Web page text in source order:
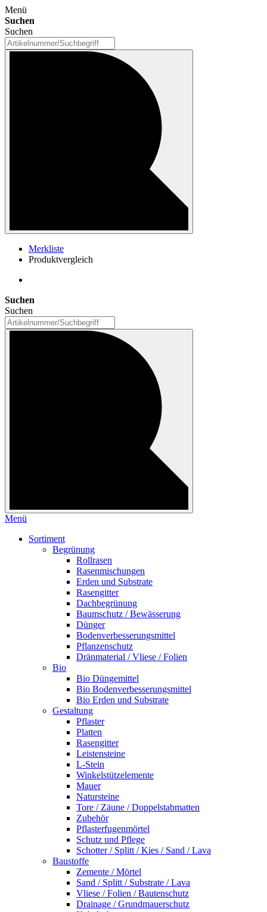
Menü
Suchen
Suchen
Merkliste
Produktvergleich
Suchen
Suchen
Menü
Sortiment
Begrünung
Rollrasen
Rasenmischungen
Erden und Substrate
Rasengitter
Dachbegrünung
Baumschutz / Bewässerung
Dünger
Bodenverbesserungsmittel
Pflanzenschutz
Dränmaterial / Vliese / Folien
Bio
Bio Düngemittel
Bio Bodenverbesserungsmittel
Bio Erden und Substrate
Gestaltung
Pflaster
Platten
Rasengitter
Leistensteine
L-Stein
Winkelstützelemente
Mauer
Natursteine
Tore / Zäune / Doppelstabmatten
Zubehör
Pflasterfugenmörtel
Schutz und Pflege
Schotter / Splitt / Kies / Sand / Lava
Baustoffe
Zemente / Mörtel
Sand / Splitt / Substrate / Lava
Vliese / Folien / Bautenschutz
Drainage / Grundmauerschutz